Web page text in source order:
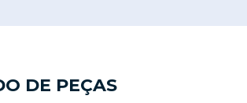
DE PEÇAS